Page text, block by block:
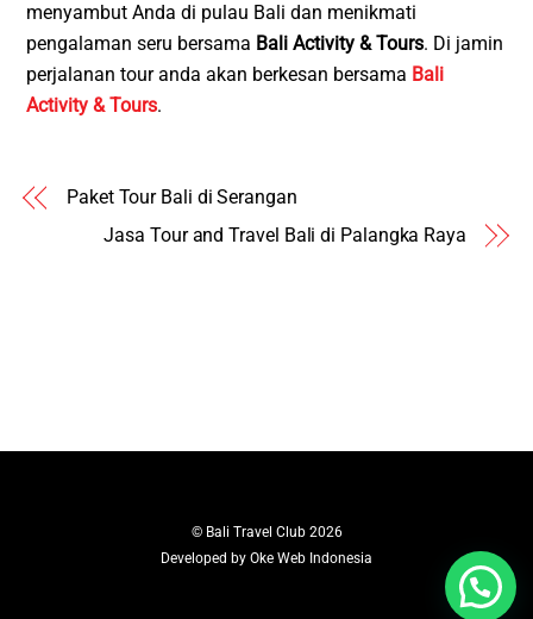
menyambut Anda di pulau Bali dan menikmati
pengalaman seru bersama Bali Activity & Tours. Di jamin
perjalanan tour anda akan berkesan bersama Bali
Activity & Tours.
Paket Tour Bali di Serangan
Jasa Tour and Travel Bali di Palangka Raya
© Bali Travel Club2026
Developed by Oke Web Indonesia